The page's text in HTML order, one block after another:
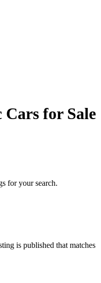
Cars for Sale
for your search.
is published that matches